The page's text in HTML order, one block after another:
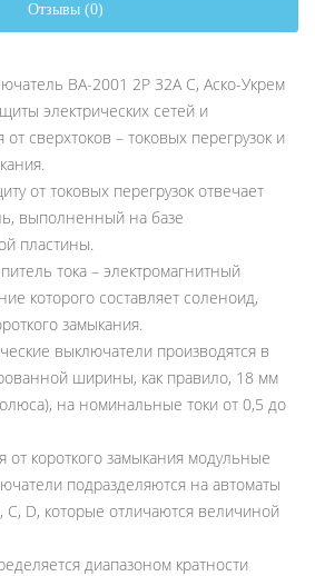
Отзывы (0)
ВА-2001 2P 32А С, Аско-Укрем
электрических сетей и
сверхтоков – токовых перегрузок и
от токовых перегрузок отвечает
выполненный на базе
пластины.
тока – электромагнитный
которого составляет соленоид,
замыкания.
выключатели производятся в
ширины, как правило, 18 мм
на номинальные токи от 0,5 до
от короткого замыкания модульные
подразделяются на автоматы
С, D, которые отличаются величиной
диапазоном кратности